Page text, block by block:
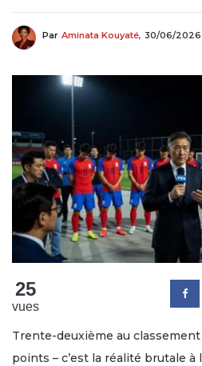
Par Aminata Kouyaté, 30/06/2026
25
vues
Trente-deuxième au classement
points – c’est la réalité brutale à